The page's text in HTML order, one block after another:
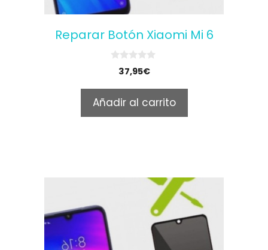
Reparar Botón Xiaomi Mi 6
o
f
5
37,95€
Añadir al carrito